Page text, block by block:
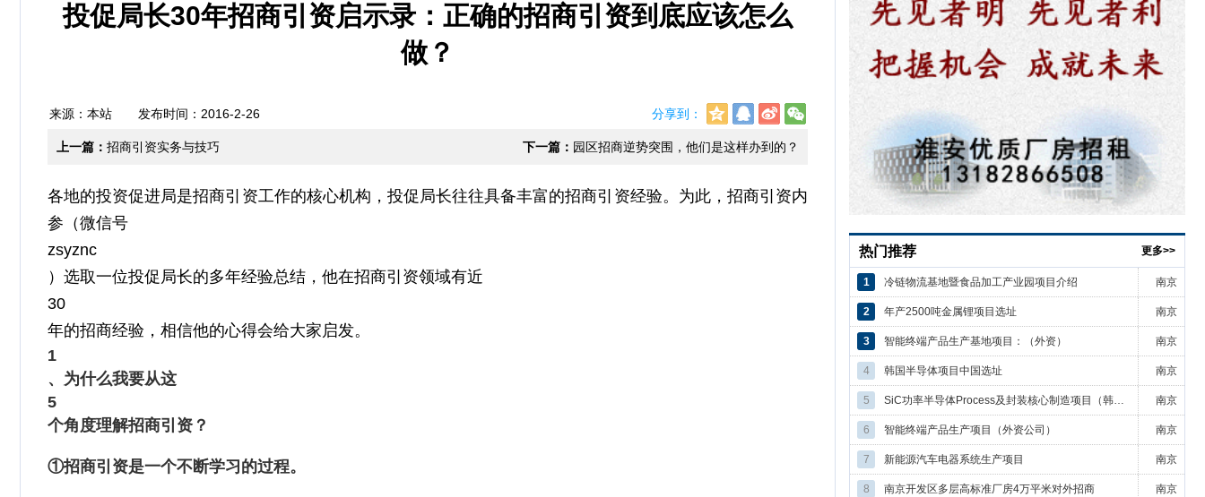
投促局长30年招商引资启示录：正确的招商引资到底应该怎么
做？
来源：本站 发布时间：2016-2-26 分享到：
上一篇： 招商引资实务与技巧 下一篇： 园区招商逆势突围，他们是这样办到的？
各地的投资促进局是招商引资工作的核心机构，投促局长往往具备丰富的招商引资经验。为此，招商引资内
参（微信号
zsyznc
）选取一位投促局长的多年经验总结，他在招商引资领域有近
30
年的招商经验，相信他的心得会给大家启发。
1
、为什么我要从这
5
个角度理解招商引资？
①招商引资是一个不断学习的过程。
热门推荐 更多>>
1 南京
冷链物流基地暨食品加工产业园项目介绍
2 南京
年产2500吨金属锂项目选址
3 南京
智能终端产品生产基地项目：（外资）
4 南京
韩国半导体项目中国选址
5 南京
SiC功率半导体Process及封装核心制造项目（韩国）
6 南京
智能终端产品生产项目（外资公司）
7 南京
新能源汽车电器系统生产项目
8 南京
南京开发区多层高标准厂房4万平米对外招商